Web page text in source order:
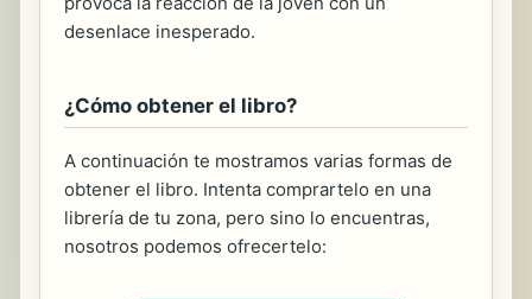
desenlace inesperado.
¿Cómo obtener el libro?
A continuación te mostramos varias formas de
obtener el libro. Intenta comprartelo en una
librería de tu zona, pero sino lo encuentras,
nosotros podemos ofrecertelo: